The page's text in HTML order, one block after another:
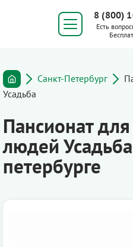
8 (800)
Есть
Санкт-Петербург
Усадьба
Пансионат
людей
петербурге